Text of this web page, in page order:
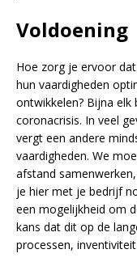
Voldoening
Hoe zorg je ervoor
hun vaardigheden
ontwikkelen? Bijna
coronacrisis. In veel
vergt een andere
vaardigheden. We
afstand
je hier met je bedrijf
een mogelijkheid om
kans dat dit op de
processen,